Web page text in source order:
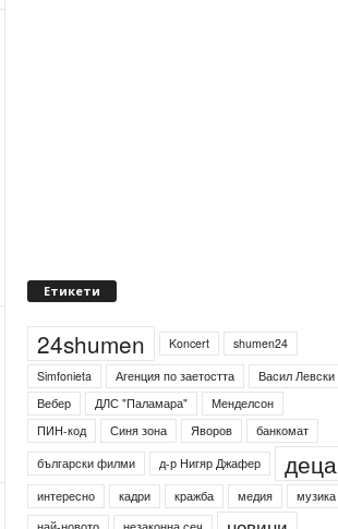
Етикети
24shumen Koncert
shumen24
Simfonieta
Агенция по заетостта
Васил Левски
Вебер
ДЛС "Паламара"
Менделсон
ПИН-код
Синя зона Яворов
банкомат
български филми
д-р Нигяр Джафер деца